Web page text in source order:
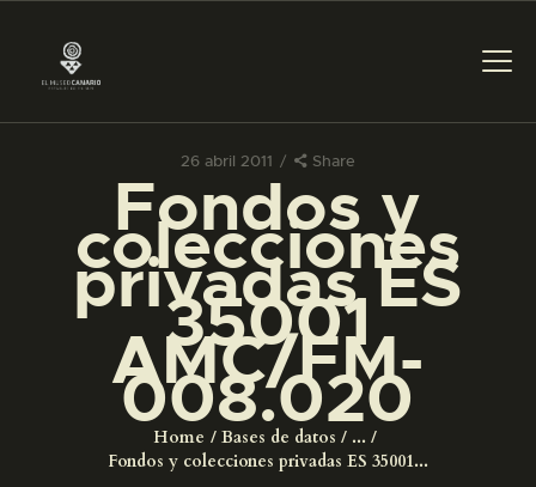
26 abril 2011 Share
Fondos y
colecciones
privadas ES
35001
AMC/FM-
008.020
Home Bases de datos
...
Fondos y colecciones privadas ES 35001...
PREPARAR LA VISITA
ACTIVIDADES
█
EL MUSEO